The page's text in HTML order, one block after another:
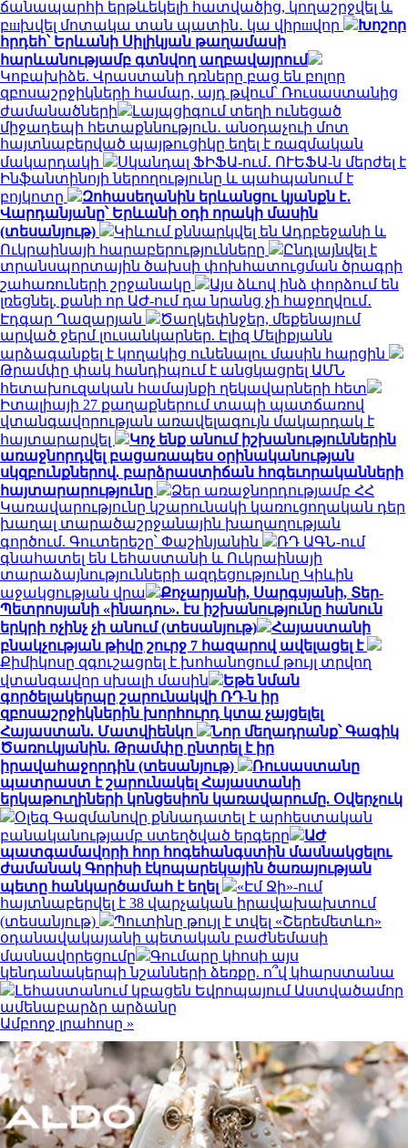
ճանապարհի երթևեկելի հատվածից, կողաշրջվել և
բшխվել մոտակա տան պատին․ կա վիրшվոր
Խոշոր
հրդեհ՝ Երևանի Սիլիկյան թաղամասի
հարևանությամբ գտնվող աղբավայրում
Կոբախիձե. Վրաստանի դռները բաց են բոլոր
զբոսաշրջիկների համար, այդ թվում՝ Ռուսաստանից
ժամանածների
Լայպցիգում տեղի ունեցած
միջադեպի հետաքննություն․ անօդաչուի մոտ
հայտնաբերված պայթուցիկը եղել է ռազմական
մակարդակի
Սկանդալ ՖԻՖԱ-ում․ ՈՒԵՖԱ-ն մերժել է
Ինֆանտինոյի ներողությունը և պահպանում է
բոյկոտը
Զոհասեղանին երևանցու կյանքն է․
Վարդանյանը՝ Երևանի օդի որակի մասին
(տեսանյութ)
Կիևում քննարկվել են Ադրբեջանի և
Ուկրաինայի հարաբերությունները
Ընդլայնվել է
տրանսպորտային ծախսի փոխհատուցման ծրագրի
շահառուների շրջանակը
Այս ձևով ինձ փորձում են
լռեցնել, քանի որ ԱԺ-ում դա նրանց չի հաջողվում․
Էդգար Ղազարյան
Ծաղկեփնջեր, մեքենայում
արված ջերմ լուսանկարներ. Էլիզ Մելիքյանն
արձագանքել է կողակից ունենալու մասին հարցին
Թրամփը փակ հանդիպում է անցկացրել ԱՄՆ
հետախուզական համայնքի ղեկավարների հետ
Իտալիայի 27 քաղաքներում տապի պատճառով
վտանգավորության առավելագույն մակարդակ է
հայտարարվել
Կոչ ենք անում իշխանություններին
առաջնորդվել բացառապես օրինականության
սկզբունքներով. բարձրաստիճան հոգեւորականների
հայտարարությունը
Ձեր առաջնորդությամբ ՀՀ
Կառավարությունը կշարունակի կառուցողական դեր
խաղալ տարածաշրջանային խաղաղության
գործում. Գուտերեշը՝ Փաշինյանին
ՌԴ ԱԳՆ-ում
գնահատել են Լեհաստանի և Ուկրաինայի
տարաձայնությունների ազդեցությունը Կիևին
աջակցության վրա
Քոչարյանի, Սարգսյանի, Տեր-
Պետրոսյանի «ինադու». էս իշխանությունը հանուն
երկրի ոչինչ չի անում (տեսանյութ)
Հայաստանի
բնակչության թիվը շուրջ 7 հազարով ավելացել է
Քիմիկոսը զգուշացրել է խոհանոցում թույլ տրվող
վտանգավոր սխալի մասին
Եթե նման
գործելակերպը շարունակվի ՌԴ-ն իր
զբոսաշրջիկներին խորհուրդ կտա չայցելել
Հայաստան. Մատվիենկո
Նոր մեղադրանք՝ Գագիկ
Ծառուկյանին. Թրամփը ընտրել է իր
իրավահաջորդին (տեսանյութ)
Ռուսաստանը
պատրաստ է շարունակել Հայաստանի
երկաթուղիների կոնցեսիոն կառավարումը. Օվերչուկ
Օլեգ Գազմանովը քննադատել է արհեստական
բանականությամբ ստեղծված երգերը
ԱԺ
պատգամավորի հոր հոգեհանգստին մասնակցելու
ժամանակ Գորիսի էկոպարեկային ծառայության
պետը հանկարծամահ է եղել
«Էմ Ջի»-ում
հայտնաբերվել է 38 վարչական իրավախախտում
(տեսանյութ)
Պուտինը թույլ է տվել «Շերեմետևո»
օդանավակայանի պետական բաժնեմասի
մասնավորեցումը
Գումարը կհոսի այս
կենդանակերպի նշանների ձեռքը. ո՞վ կհարստանա
Լեհաստանում կբացեն Եվրոպայում Աստվածամոր
ամենաբարձր արձանը
Ամբողջ լրահոսը »